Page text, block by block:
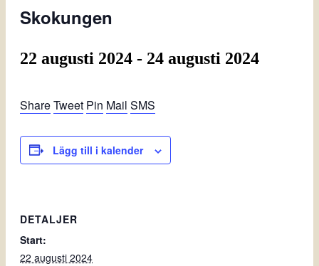
Skokungen
22 augusti 2024 - 24 augusti 2024
ShareTweet Pin Mail SMS
Lägg till i kalender
DETALJER
Start:
22 augusti 2024